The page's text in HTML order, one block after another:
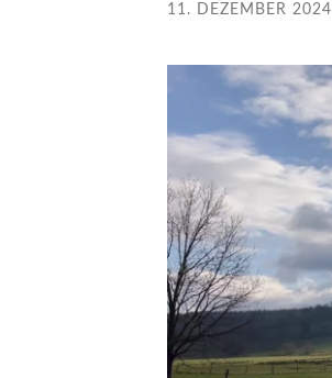
11. DEZEMBER 2024